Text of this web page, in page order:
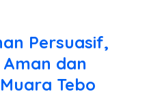
Persuasif,
dan
Tebo